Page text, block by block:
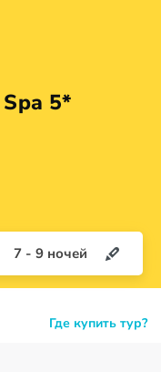
Spa 5*
7 - 9 ночей
Где купить тур?